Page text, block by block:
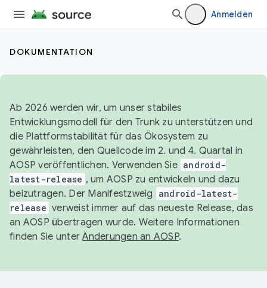
Anmelden
DOKUMENTATION
Ab 2026 werden wir, um unser stabiles
Entwicklungsmodell für den Trunk zu unterstützen und
die Plattformstabilität für das Ökosystem zu
gewährleisten, den Quellcode im 2. und 4. Quartal in
AOSP veröffentlichen. Verwenden Sie android-
latest-release , um AOSP zu entwickeln und dazu
beizutragen. Der Manifestzweig
android-latest-
release verweist immer auf das neueste Release, das
an AOSP übertragen wurde. Weitere Informationen
finden Sie unterÄnderungen an AOSP.